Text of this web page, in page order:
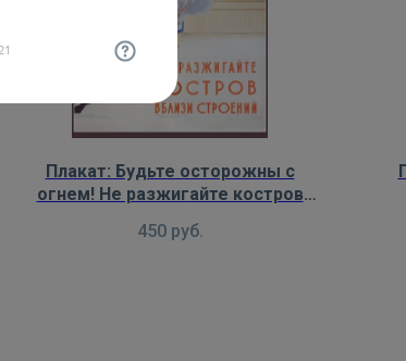
Плакат: Будьте осторожны с
огнем! Не разжигайте костров
450 руб.